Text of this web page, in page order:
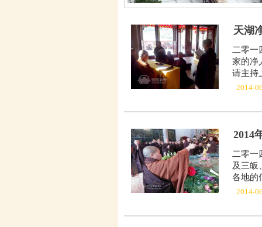
天湖
二零一
家的净
请主持
2014-
2014
二零一
及三皈
各地的
2014-